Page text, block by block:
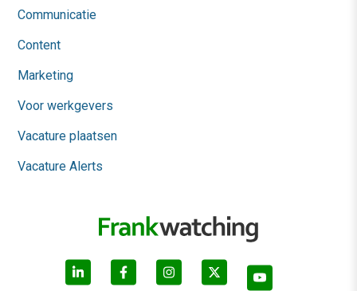
Communicatie
Content
Marketing
Voor werkgevers
Vacature plaatsen
Vacature Alerts